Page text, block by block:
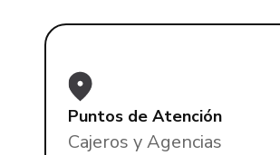
Puntos de Atención
Cajeros y Agencias